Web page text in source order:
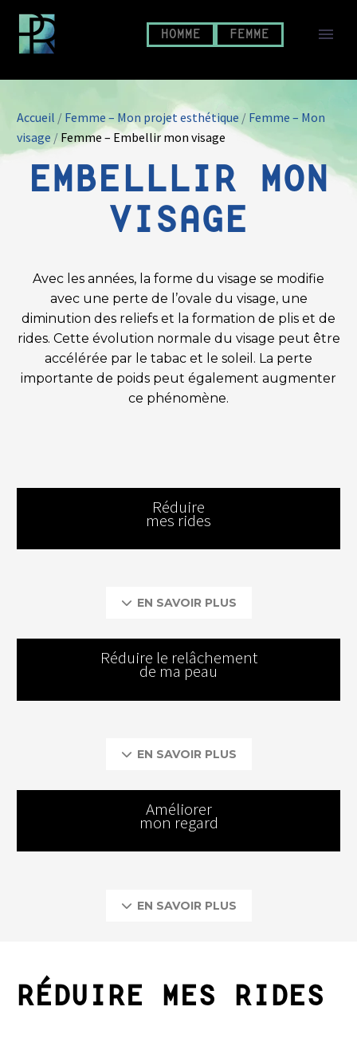
HOMME FEMME
Accueil / Femme – Mon projet esthétique / Femme – Mon
visage / Femme – Embellir mon visage
EMBELLLIR MON
VISAGE
Avec les années, la forme du visage se modifie
avec une perte de l’ovale du visage, une
diminution des reliefs et la formation de plis et de
rides. Cette évolution normale du visage peut être
accélérée par le tabac et le soleil. La perte
importante de poids peut également augmenter
ce phénomène.
Réduire
mes rides
 EN SAVOIR PLUS
Réduire le relâchement
de ma peau
 EN SAVOIR PLUS
Améliorer
mon regard
 EN SAVOIR PLUS
RÉDUIRE MES RIDES